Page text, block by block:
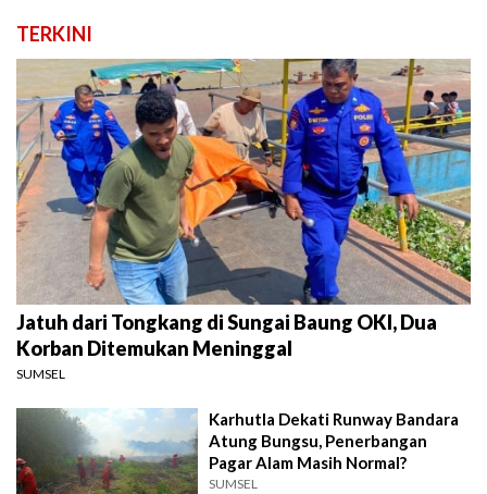
TERKINI
Jatuh dari Tongkang di Sungai Baung OKI, Dua
Korban Ditemukan Meninggal
SUMSEL
Karhutla Dekati Runway Bandara
Atung Bungsu, Penerbangan
Pagar Alam Masih Normal?
SUMSEL